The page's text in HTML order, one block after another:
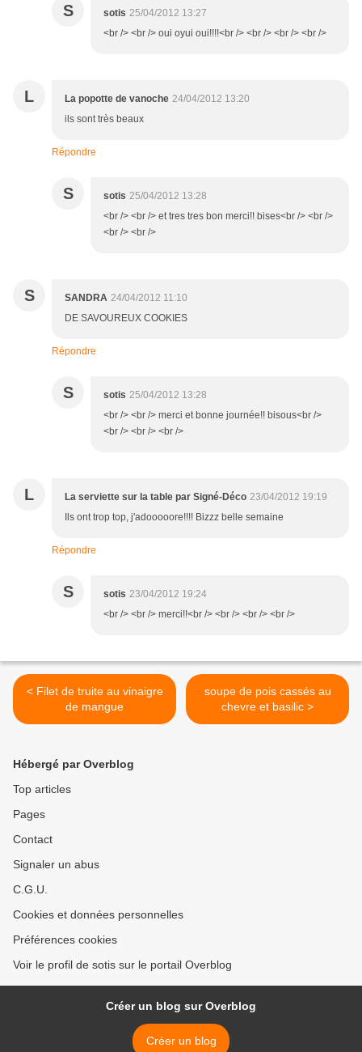
S sotis 25/04/2012 13:27
<br /> <br /> oui oyui oui!!!!<br /> <br /> <br /> <br />
L La popotte de vanoche 24/04/2012 13:20
ils sont très beaux
Répondre
S sotis 25/04/2012 13:28
<br /> <br /> et tres tres bon merci!! bises<br /> <br />
<br /> <br />
S SANDRA 24/04/2012 11:10
DE SAVOUREUX COOKIES
Répondre
S sotis 25/04/2012 13:28
<br /> <br /> merci et bonne journée!! bisous<br />
<br /> <br /> <br />
L La serviette sur la table par Signé-Déco 23/04/2012 19:19
Ils ont trop top, j'adooooore!!!! Bizzz belle semaine
Répondre
S sotis 23/04/2012 19:24
<br /> <br /> merci!!<br /> <br /> <br /> <br />
< Filet de truite au vinaigre
de mangue
soupe de pois cassés au
chevre et basilic >
Hébergé par Overblog
Top articles
Pages
Contact
Signaler un abus
C.G.U.
Cookies et données personnelles
Préférences cookies
Voir le profil de sotis sur le portail Overblog
Créer un blog sur Overblog
Créer un blog